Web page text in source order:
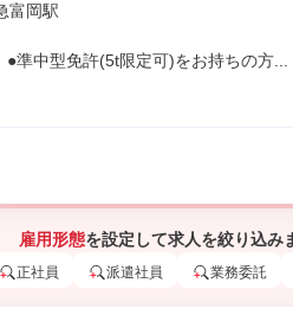
富岡駅
準中型免許(5t限定可)をお持ちの方...
雇用形態を設定して求人を絞り込み
正社員 派遣社員 業務委託